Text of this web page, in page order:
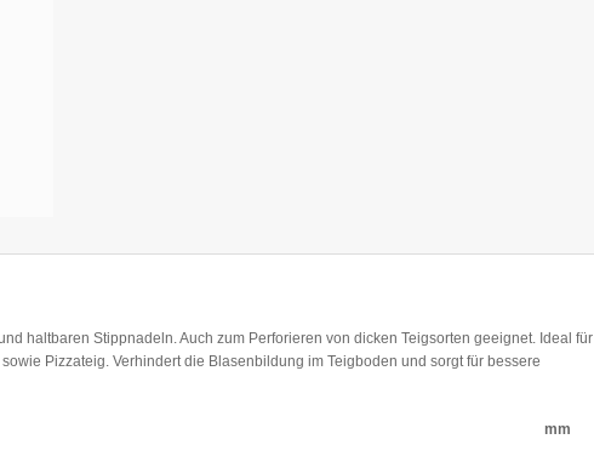
haltbaren Stippnadeln. Auch zum Perforieren von dicken Teigsorten geeignet. Ideal für
Pizzateig. Verhindert die Blasenbildung im Teigboden und sorgt für bessere
mm